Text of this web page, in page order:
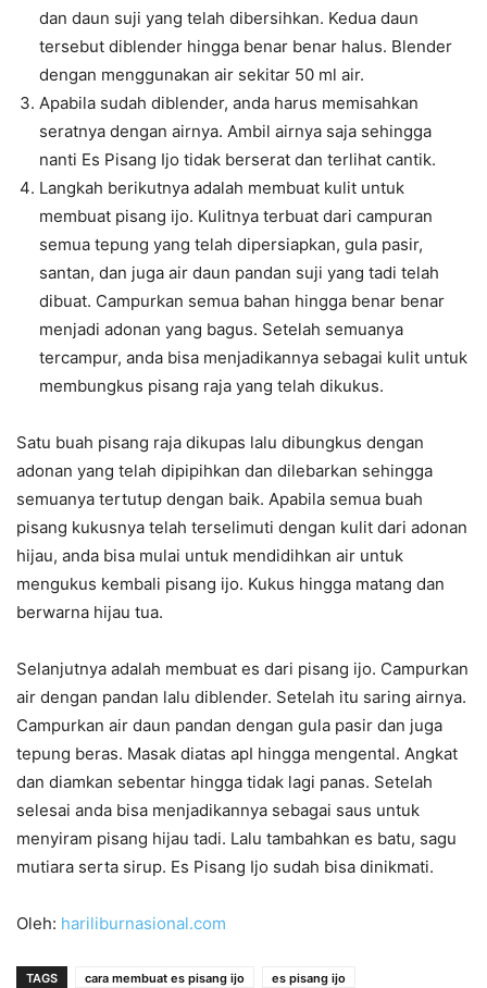
dan daun suji yang telah dibersihkan. Kedua daun
tersebut diblender hingga benar benar halus. Blender
dengan menggunakan air sekitar 50 ml air.
Apabila sudah diblender, anda harus memisahkan
seratnya dengan airnya. Ambil airnya saja sehingga
nanti Es Pisang Ijo tidak berserat dan terlihat cantik.
Langkah berikutnya adalah membuat kulit untuk
membuat pisang ijo. Kulitnya terbuat dari campuran
semua tepung yang telah dipersiapkan, gula pasir,
santan, dan juga air daun pandan suji yang tadi telah
dibuat. Campurkan semua bahan hingga benar benar
menjadi adonan yang bagus. Setelah semuanya
tercampur, anda bisa menjadikannya sebagai kulit untuk
membungkus pisang raja yang telah dikukus.
Satu buah pisang raja dikupas lalu dibungkus dengan
adonan yang telah dipipihkan dan dilebarkan sehingga
semuanya tertutup dengan baik. Apabila semua buah
pisang kukusnya telah terselimuti dengan kulit dari adonan
hijau, anda bisa mulai untuk mendidihkan air untuk
mengukus kembali pisang ijo. Kukus hingga matang dan
berwarna hijau tua.
Selanjutnya adalah membuat es dari pisang ijo. Campurkan
air dengan pandan lalu diblender. Setelah itu saring airnya.
Campurkan air daun pandan dengan gula pasir dan juga
tepung beras. Masak diatas apI hingga mengental. Angkat
dan diamkan sebentar hingga tidak lagi panas. Setelah
selesai anda bisa menjadikannya sebagai saus untuk
menyiram pisang hijau tadi. Lalu tambahkan es batu, sagu
mutiara serta sirup. Es Pisang Ijo sudah bisa dinikmati.
Oleh: hariliburnasional.com
TAGS cara membuat es pisang ijo
es pisang ijo